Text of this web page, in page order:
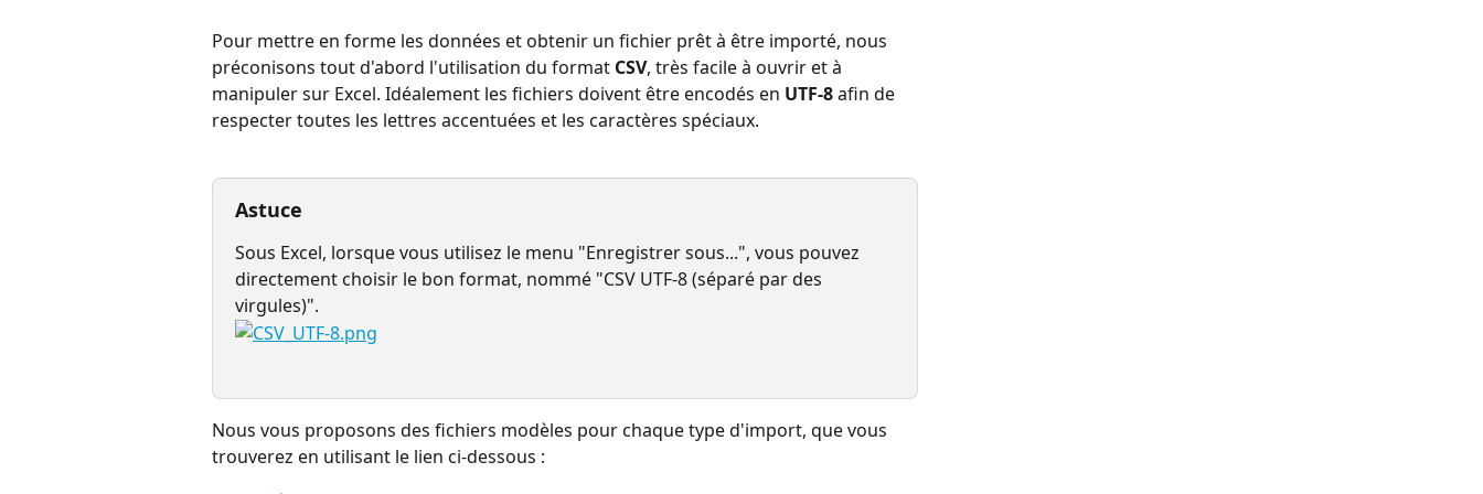
Pour mettre en forme les données et obtenir un fichier prêt à être importé, nous
préconisons tout d'abord l'utilisation du format CSV, très facile à ouvrir et à
manipuler sur Excel. Idéalement les fichiers doivent être encodés en UTF-8 afin de
respecter toutes les lettres accentuées et les caractères spéciaux.
Astuce
Sous Excel, lorsque vous utilisez le menu "Enregistrer sous...", vous pouvez
directement choisir le bon format, nommé "CSV UTF-8 (séparé par des
virgules)".
Nous vous proposons des fichiers modèles pour chaque type d'import, que vous
trouverez en utilisant le lien ci-dessous :